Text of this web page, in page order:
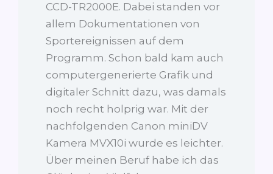
CCD-TR2000E. Dabei standen vor
allem Dokumentationen von
Sportereignissen auf dem
Programm. Schon bald kam auch
computergenerierte Grafik und
digitaler Schnitt dazu, was damals
noch recht holprig war. Mit der
nachfolgenden Canon miniDV
Kamera MVX10i wurde es leichter.
Über meinen Beruf habe ich das